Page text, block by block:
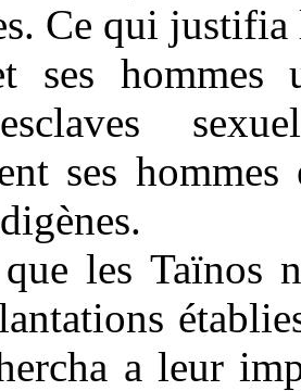
Ce qui
ses hommes
ses
les Taïnos
a leur